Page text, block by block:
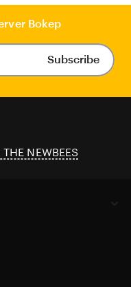
Bokep
Subscribe
NEWBEES